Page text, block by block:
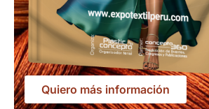
Quiero más información